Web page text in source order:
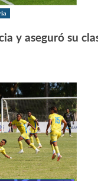
y aseguró su